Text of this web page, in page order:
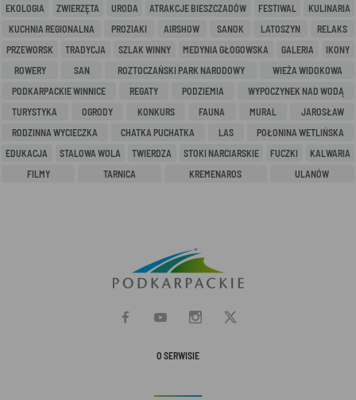
EKOLOGIA
ZWIERZĘTA URODA ATRAKCJE BIESZCZADÓW FESTIWAL
KULINARIA
KUCHNIA REGIONALNA
PROZIAKI AIRSHOW SANOK LATOSZYN
RELAKS
PRZEWORSK
TRADYCJA SZLAK WINNY MEDYNIA GŁOGOWSKA GALERIA
IKONY
ROWERY
SAN ROZTOCZAŃSKI PARK NARODOWY
WIEŻA WIDOKOWA
PODKARPACKIE WINNICE
REGATY PODZIEMIA
WYPOCZYNEK NAD WODĄ
TURYSTYKA
OGRODY KONKURS FAUNA MURAL
JAROSŁAW
RODZINNA WYCIECZKA
CHATKA PUCHATKA LAS
POŁONINA WETLIŃSKA
EDUKACJA
STALOWA WOLA TWIERDZA STOKI NARCIARSKIE FUCZKI
KALWARIA
FILMY
TARNICA KREMENAROS ULANÓW
O SERWISIE